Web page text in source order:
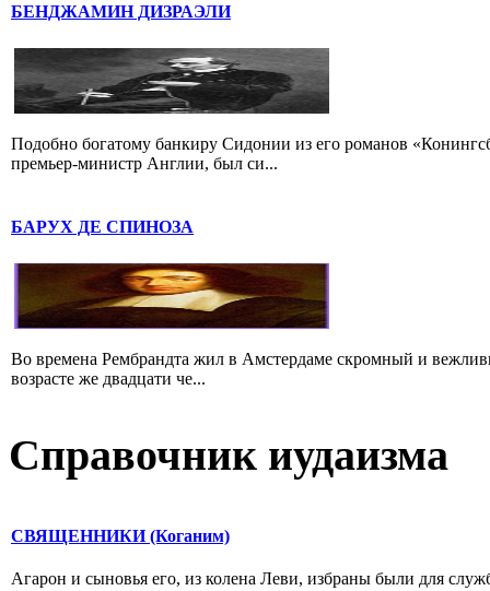
БЕНДЖАМИН ДИЗРАЭЛИ
Подобно богатому банкиру Сидонии из его романов
премьер-министр Англии, был си...
БАРУХ ДЕ СПИНОЗА
Во времена Рембрандта жил в Амстердаме скромный и
возрасте же двадцати че...
Справочник иудаизма
СВЯЩЕННИКИ (Коганим)
Агарон и сыновья его, из колена Леви, избраны были для